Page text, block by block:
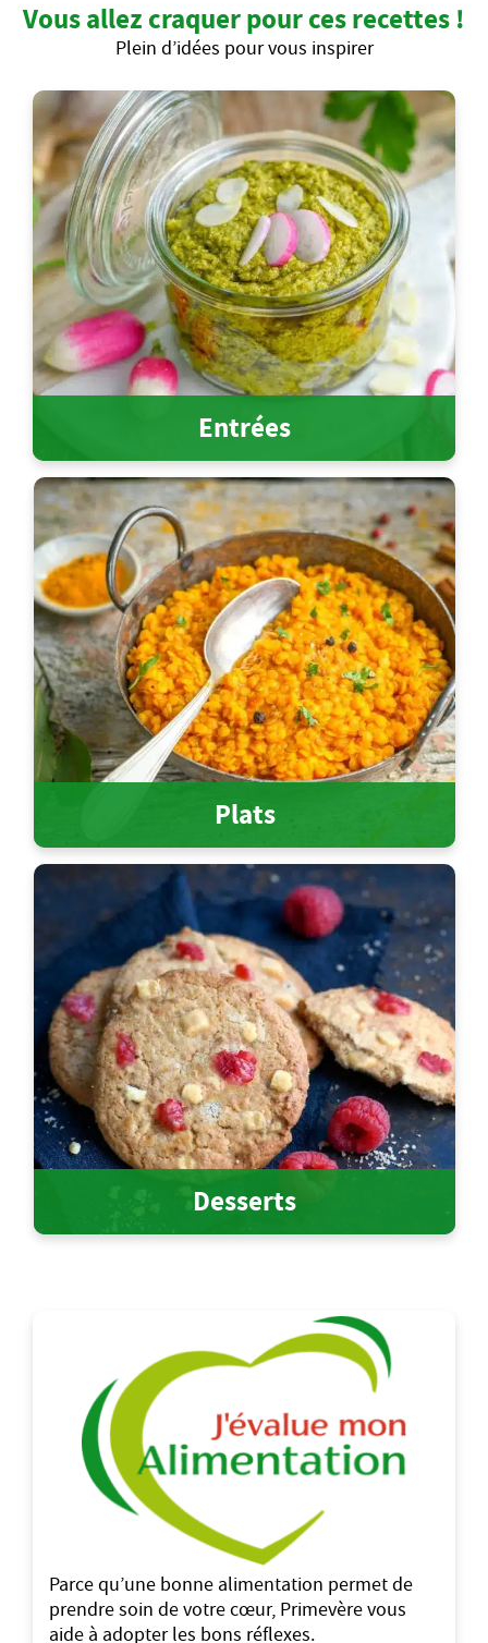
Vous allez craquer pour ces recettes !
Plein d’idées pour vous inspirer
Entrées
Plats
Desserts
Parce qu’une bonne alimentation permet de
prendre soin de votre cœur, Primevère vous
aide à adopter les bons réflexes.